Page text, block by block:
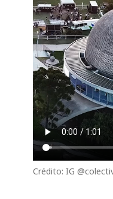
Crédito: IG